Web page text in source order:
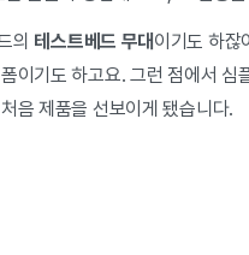
의 테스트베드 무대이기도 하잖
이기도 하고요. 그런 점에서
음 제품을 선보이게 됐습니다.